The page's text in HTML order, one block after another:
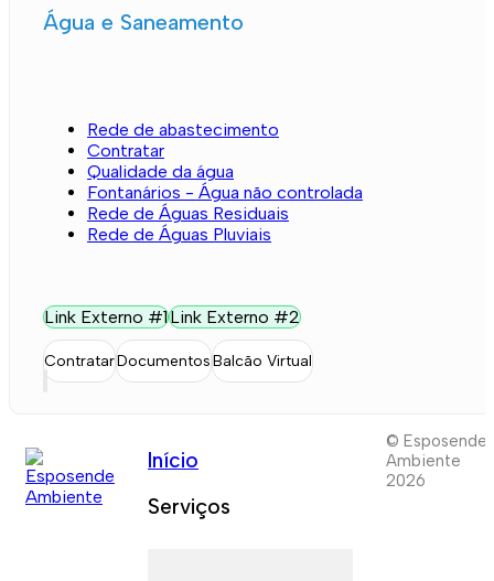
Água e Saneamento
Rede de abastecimento
Contratar
Qualidade da água
Fontanários - Água não controlada
Rede de Águas Residuais
Rede de Águas Pluviais
Link Externo #1Link Externo #2
ContratarDocumentosBalcão Virtual
Início
Serviços
© Esposende
Ambiente
2026